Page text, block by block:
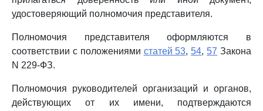
удостоверяющий полномочия представителя.
Полномочия представителя оформляются в
соответствии с положениями статей 53, 54, 57 Закона
N 229-ФЗ.
Полномочия руководителей организаций и органов,
действующих от их имени, подтверждаются